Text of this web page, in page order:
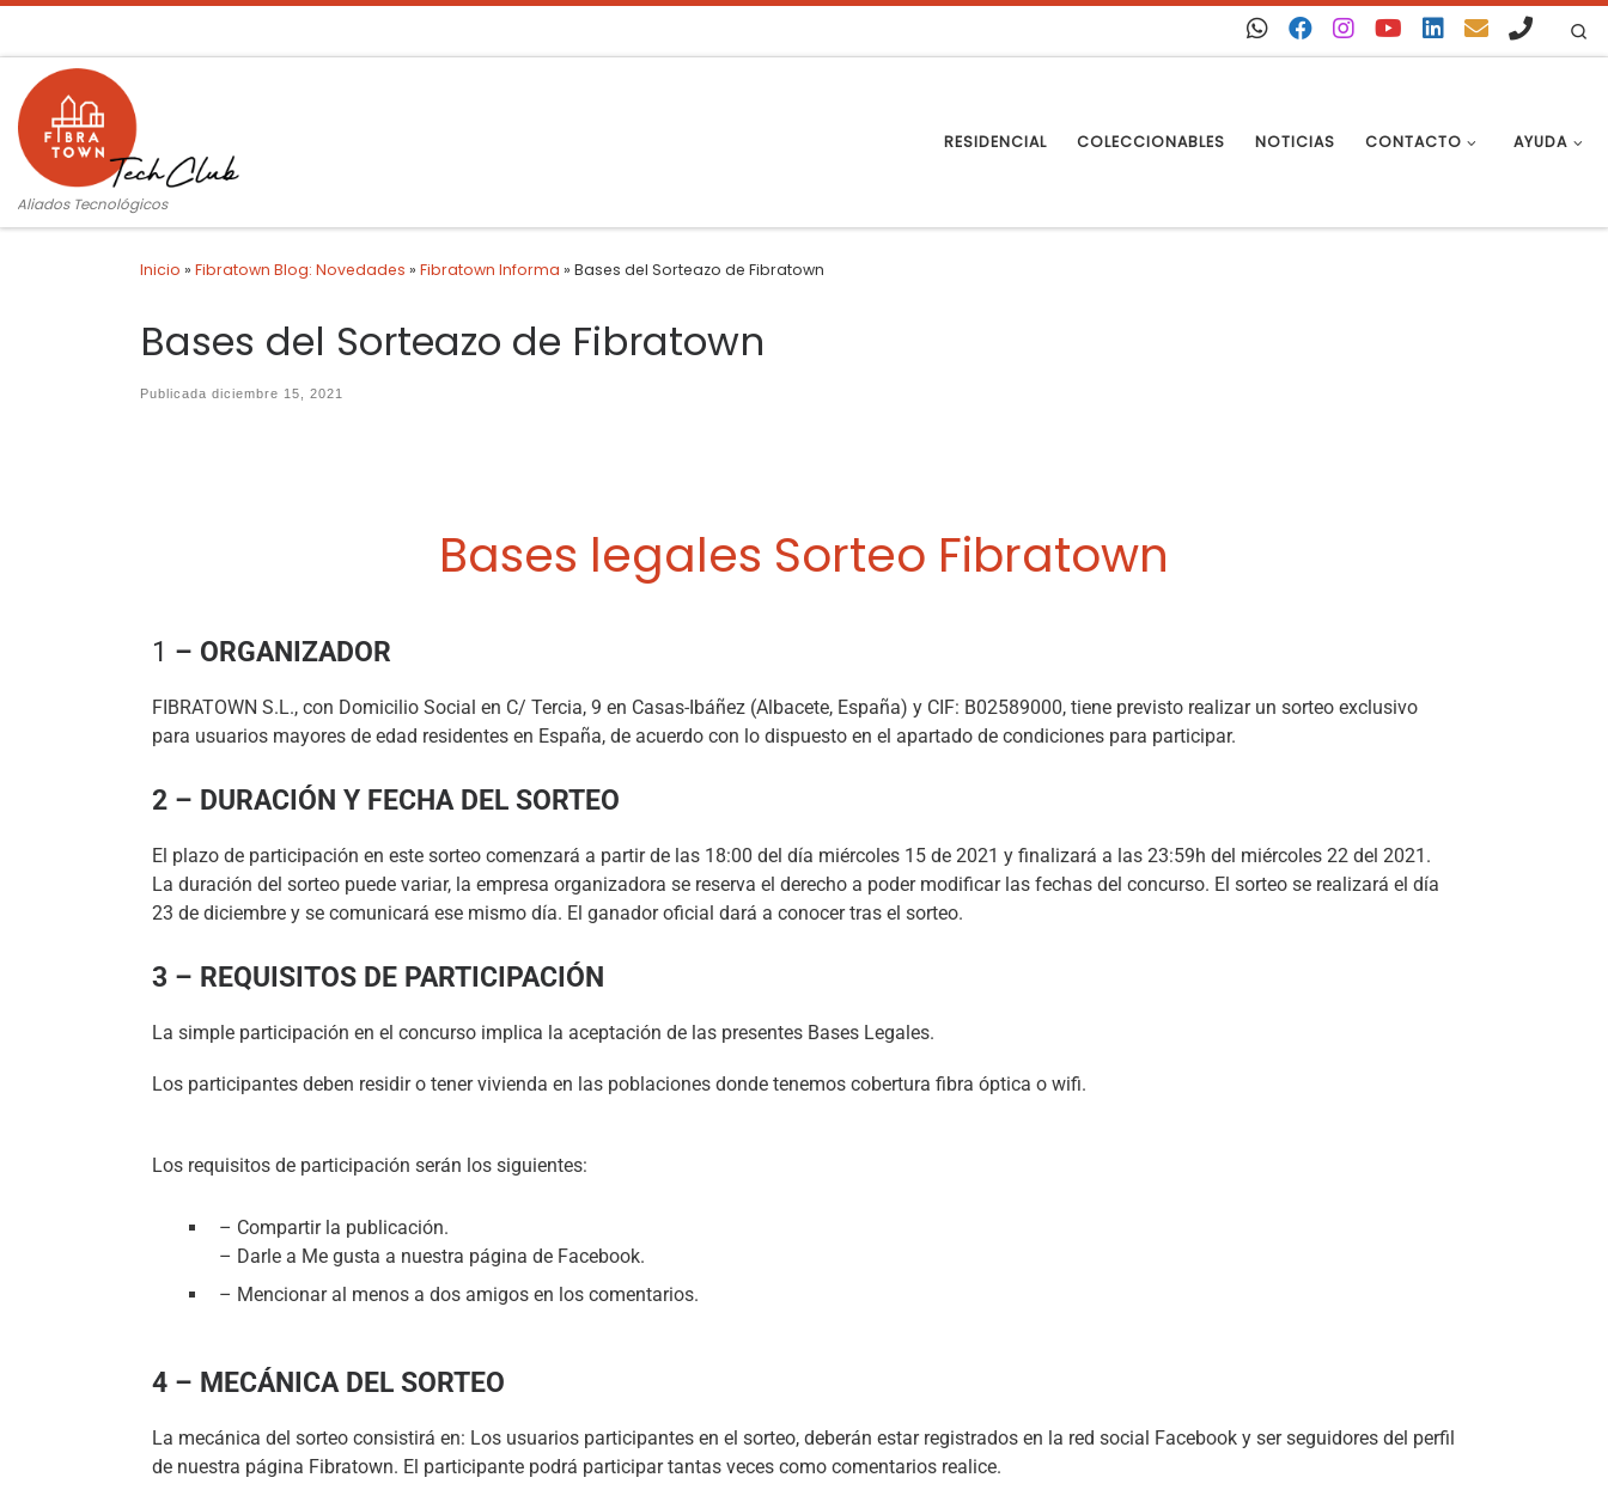
Aliados Tecnológicos
RESIDENCIAL COLECCIONABLES NOTICIAS CONTACTO AYUDA
Inicio » Fibratown Blog: Novedades » Fibratown Informa » Bases del Sorteazo de Fibratown
Bases del Sorteazo de Fibratown
Publicada diciembre 15, 2021
Bases legales Sorteo Fibratown
1 – ORGANIZADOR
FIBRATOWN S.L., con Domicilio Social en C/ Tercia, 9 en Casas-Ibáñez (Albacete, España) y CIF: B02589000, tiene previsto realizar un sorteo exclusivo
para usuarios mayores de edad residentes en España, de acuerdo con lo dispuesto en el apartado de condiciones para participar.
2 – DURACIÓN Y FECHA DEL SORTEO
El plazo de participación en este sorteo comenzará a partir de las 18:00 del día miércoles 15 de 2021 y finalizará a las 23:59h del miércoles 22 del 2021.
La duración del sorteo puede variar, la empresa organizadora se reserva el derecho a poder modificar las fechas del concurso. El sorteo se realizará el día
23 de diciembre y se comunicará ese mismo día. El ganador oficial dará a conocer tras el sorteo.
3 – REQUISITOS DE PARTICIPACIÓN
La simple participación en el concurso implica la aceptación de las presentes Bases Legales.
Los participantes deben residir o tener vivienda en las poblaciones donde tenemos cobertura fibra óptica o wifi.
Los requisitos de participación serán los siguientes:
– Compartir la publicación.
– Darle a Me gusta a nuestra página de Facebook.
– Mencionar al menos a dos amigos en los comentarios.
4 – MECÁNICA DEL SORTEO
La mecánica del sorteo consistirá en: Los usuarios participantes en el sorteo, deberán estar registrados en la red social Facebook y ser seguidores del perfil
de nuestra página Fibratown. El participante podrá participar tantas veces como comentarios realice.